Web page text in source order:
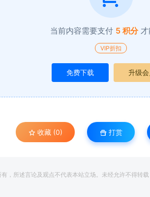
当前内容需要支付 5 积分
VIP折扣
免费下载 升级
收藏 (0) 打赏
，所述言论及观点不代表本站立场。未经允许不得转